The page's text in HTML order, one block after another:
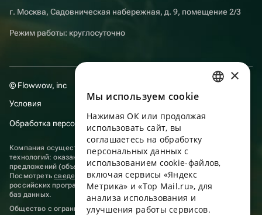
г. Москва, Садовническая набережная, д. 9, помещение 2/3
Режим работы: круглосуточно
© Flowwow, inc
Условия
Обработка персональных данных
Компания осуществляет деятельность в области информационных
технологий: оказание услуг в сети “Интернет” по размещению
предложений (объявлений) продавцов о реализации товаров.
Посмотретьсведения о программах, включенных в реестр
российских программ для электронных вычислительных машин и
баз данных.
Общество с ограниченной ответственностью «ФЛАУВАУ»
ENGLISH
UKRAINIAN
PORTUGUESE
×
Мы используем сookie
Нажимая ОК или продолжая
использовать сайт, вы
соглашаетесь на обработку
персональных данных с
использованием cookie-файлов,
включая сервисы «Яндекс
Метрика» и «Top Mail.ru», для
анализа использования и
улучшения работы сервисов.